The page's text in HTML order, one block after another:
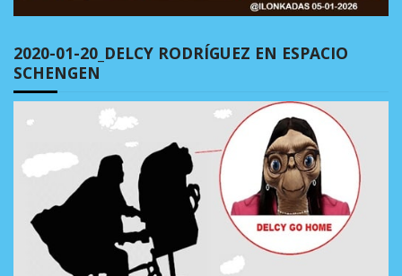
2020-01-20_DELCY RODRÍGUEZ EN ESPACIO
SCHENGEN